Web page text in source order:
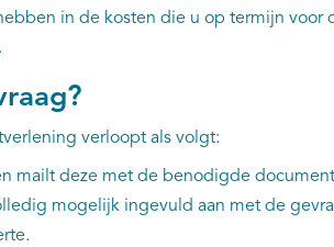
in de kosten die u op termijn voor
verloopt als volgt:
mailt deze met de benodigde
mogelijk ingevuld aan met de